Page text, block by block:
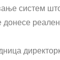
систем
донесе реален